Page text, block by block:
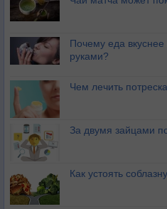
Почему еда
руками?
Чем лечить
За двумя зайцами
Как устоять